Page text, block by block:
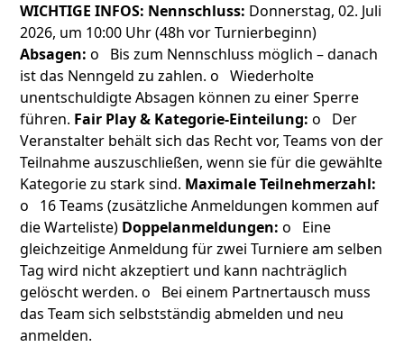
WICHTIGE INFOS: Nennschluss: Donnerstag, 02. Juli
2026, um 10:00 Uhr (48h vor Turnierbeginn)
Absagen: o Bis zum Nennschluss möglich – danach
ist das Nenngeld zu zahlen. o Wiederholte
unentschuldigte Absagen können zu einer Sperre
führen. Fair Play & Kategorie-Einteilung: o Der
Veranstalter behält sich das Recht vor, Teams von der
Teilnahme auszuschließen, wenn sie für die gewählte
Kategorie zu stark sind. Maximale Teilnehmerzahl:
o 16 Teams (zusätzliche Anmeldungen kommen auf
die Warteliste) Doppelanmeldungen: o Eine
gleichzeitige Anmeldung für zwei Turniere am selben
Tag wird nicht akzeptiert und kann nachträglich
gelöscht werden. o Bei einem Partnertausch muss
das Team sich selbstständig abmelden und neu
anmelden.